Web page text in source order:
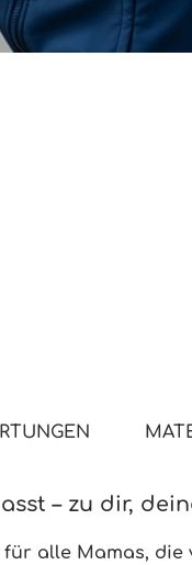
– zu dir,
alle Mamas, die